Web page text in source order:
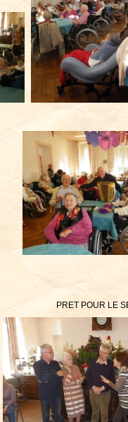
PRET POUR LE